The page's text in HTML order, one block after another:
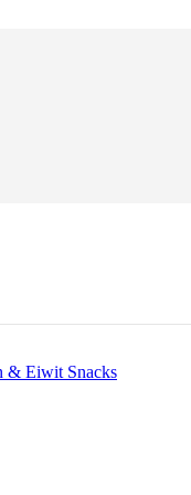
& Eiwit Snacks